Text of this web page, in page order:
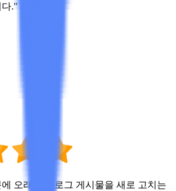
다."
오래된 블로그 게시물을 새로 고치는